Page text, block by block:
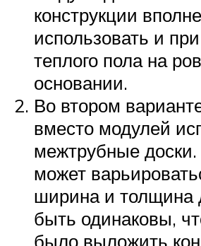
конструкции
использовать и
теплого пола на
основании.
Во втором
вместо модулей
межтрубные
может
ширина и толщина
быть одинаковы,
было выложить